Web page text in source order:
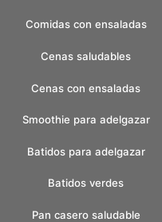
Comidas con ensaladas
Cenas saludables
Cenas con ensaladas
Smoothie para adelgazar
Batidos para adelgazar
Batidos verdes
Pan casero saludable